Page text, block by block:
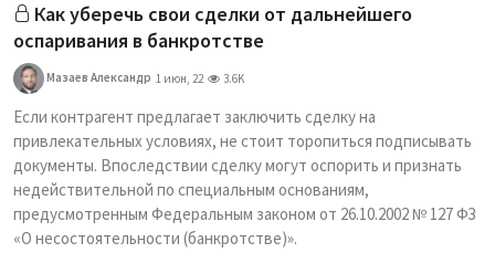
Как уберечь свои сделки от дальнейшего
оспаривания в банкротстве
Мазаев Александр 1 июн, 22 3.6K
Если контрагент предлагает заключить сделку на
привлекательных условиях, не стоит торопиться подписывать
документы. Впоследствии сделку могут оспорить и признать
недействительной по специальным основаниям,
предусмотренным Федеральным законом от 26.10.2002 № 127 ФЗ
«О несостоятельности (банкротстве)».